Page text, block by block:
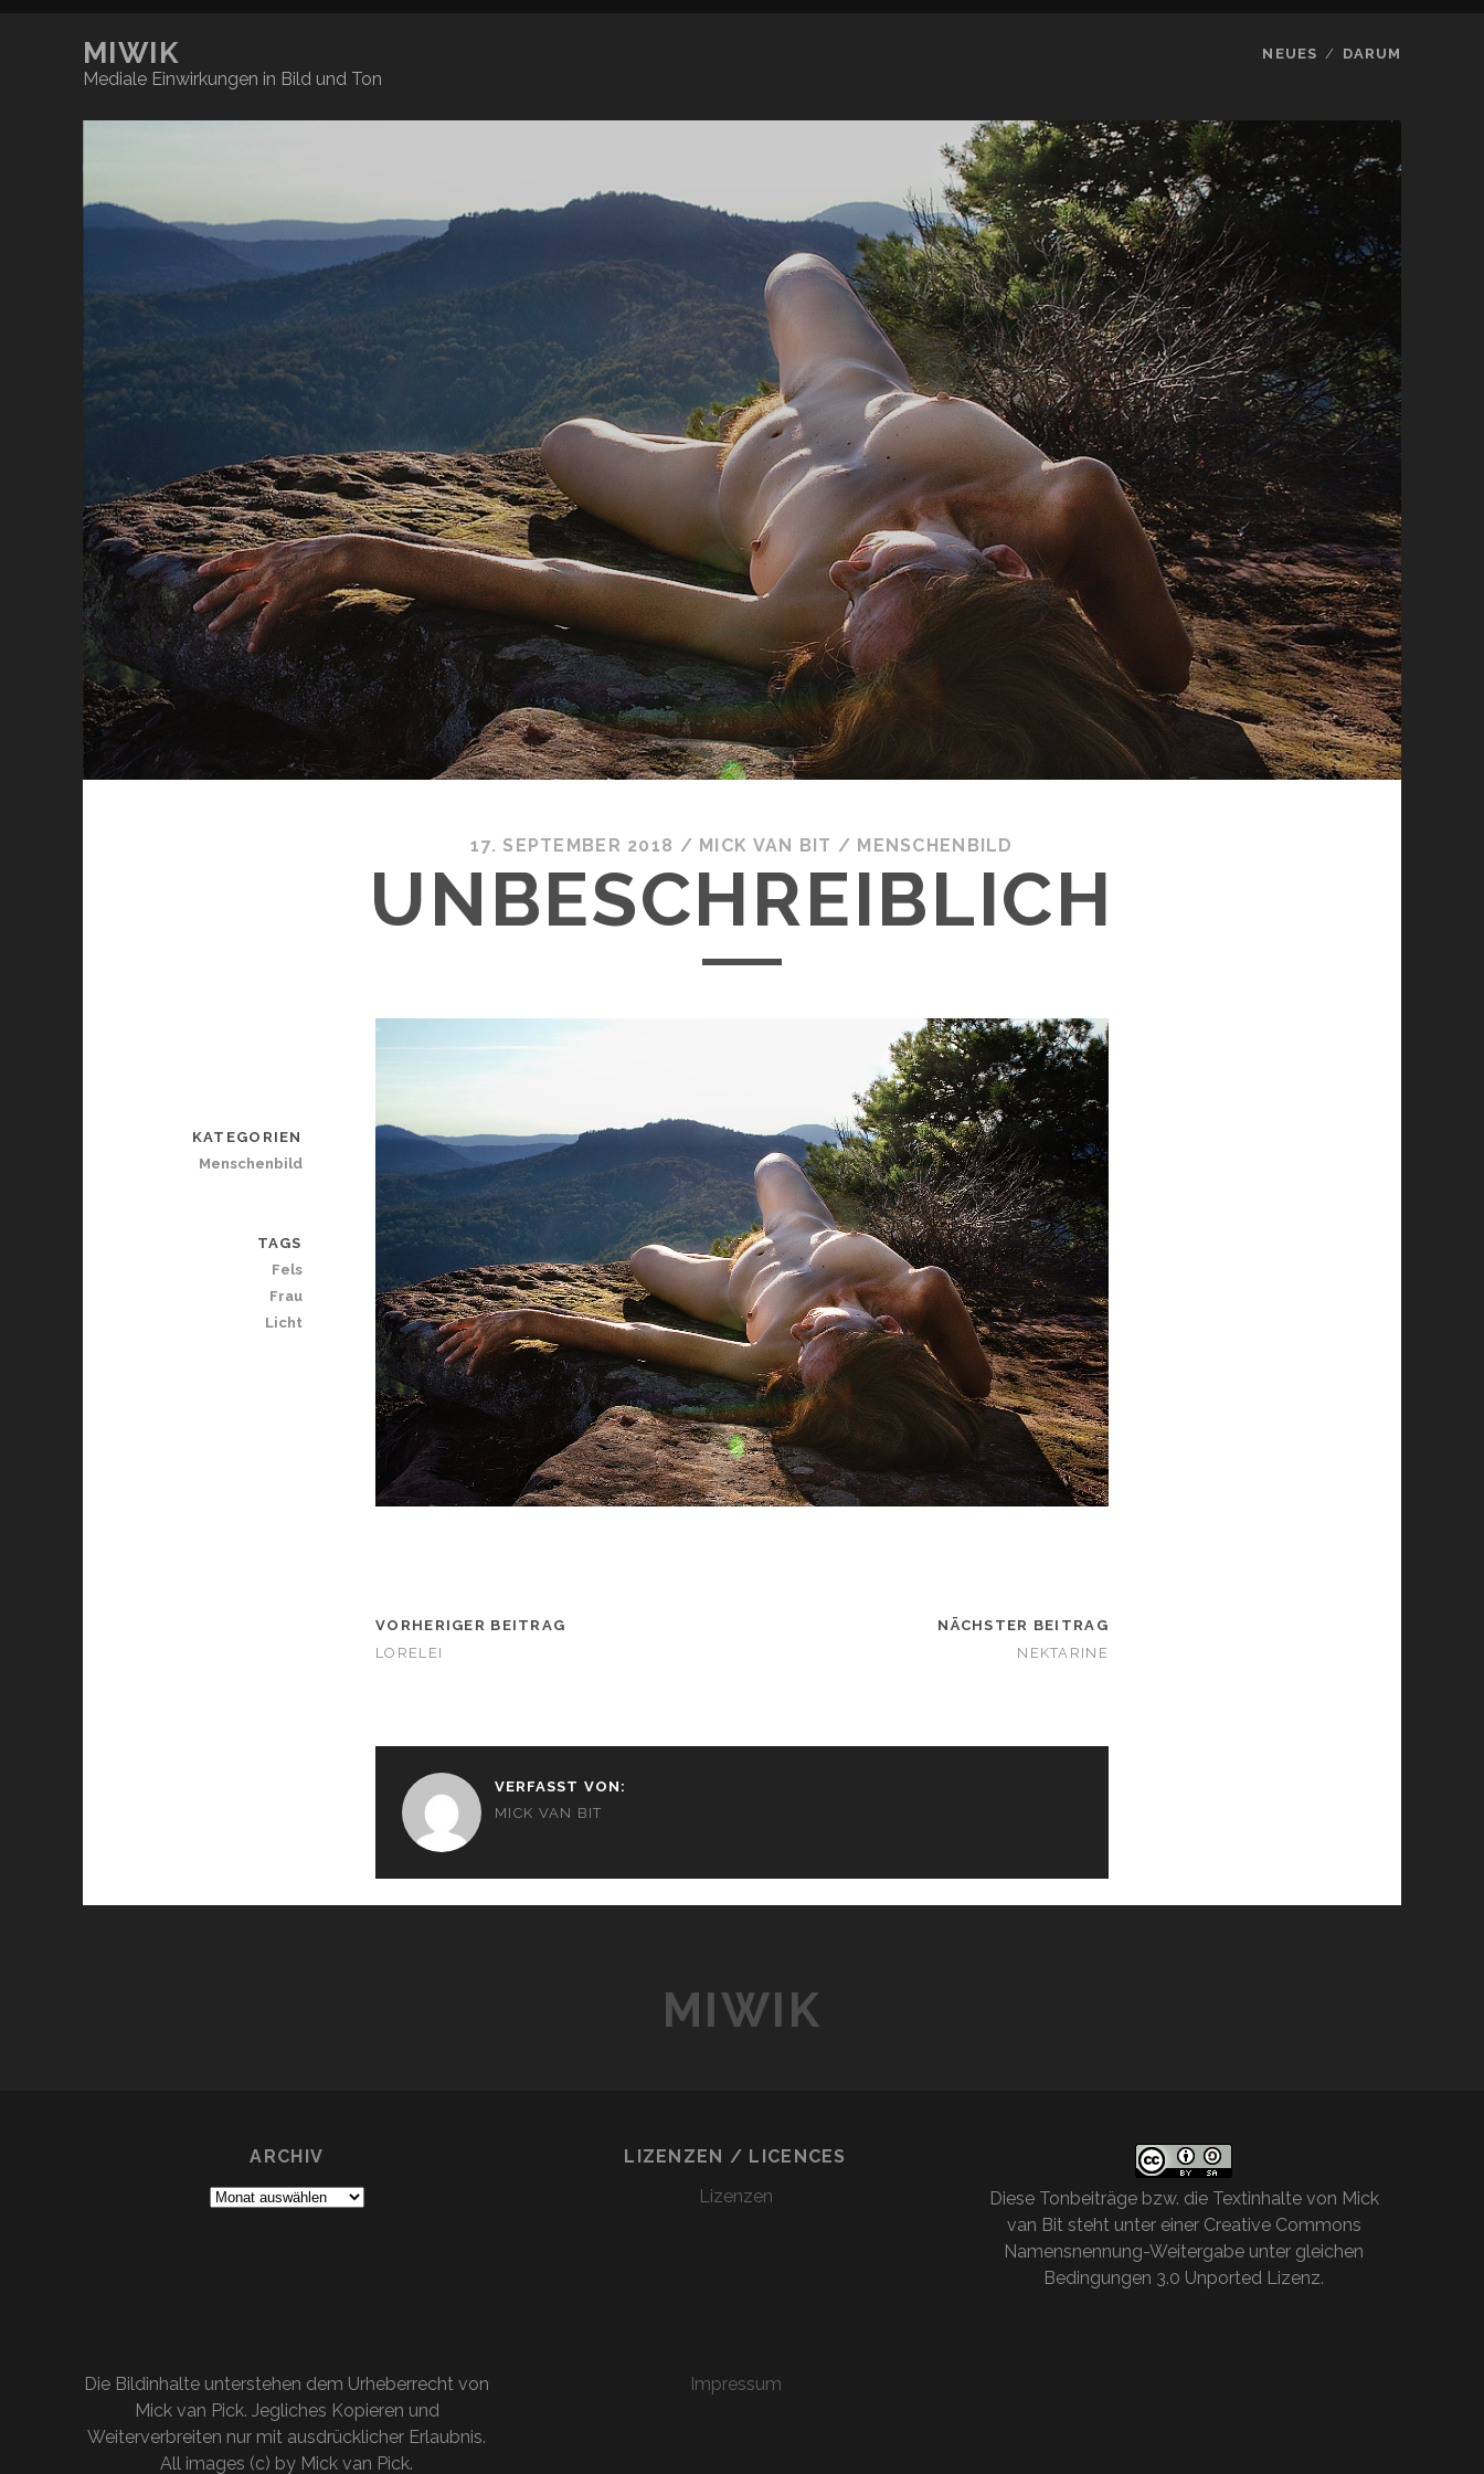
MIWIK
Mediale Einwirkungen in Bild und Ton
NEUES DARUM
17. SEPTEMBER 2018 / MICK VAN BIT / MENSCHENBILD
UNBESCHREIBLICH
VORHERIGER BEITRAG
LORELEI
NÄCHSTER BEITRAG
NEKTARINE
KATEGORIEN
Menschenbild
TAGS
Fels
Frau
Licht
VERFASST VON:
MICK VAN BIT
MIWIK
ARCHIV
Archiv
LIZENZEN / LICENCES
Lizenzen
Diese Tonbeiträge bzw. die Textinhaltevon Mick
van Bitsteht unter einer Creative Commons
Namensnennung-Weitergabe unter gleichen
Bedingungen 3.0 Unported Lizenz.
Die Bildinhalte unterstehen dem Urheberrecht von
Mick van Pick. Jegliches Kopieren und
Weiterverbreiten nur mit ausdrücklicher Erlaubnis.
All images (c) by Mick van Pick.
Impressum